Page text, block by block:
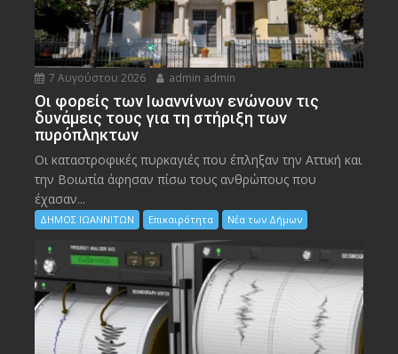
7 Αυγούστου 2026 admin admin
Οι φορείς των Ιωαννίνων ενώνουν τις
δυνάμεις τους για τη στήριξη των
πυρόπληκτων
Οι καταστροφικές πυρκαγιές που έπληξαν την Αττική και
την Bοιωτία άφησαν πίσω τους ανθρώπους που
έχασαν...
ΔΗΜΟΣ ΙΩΑΝΝΙΤΩΝ Επικαιρότητα Νέα των Δήμων